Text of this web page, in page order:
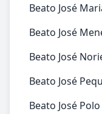
Beato José
Beato José
Beato José
Beato José
Beato José